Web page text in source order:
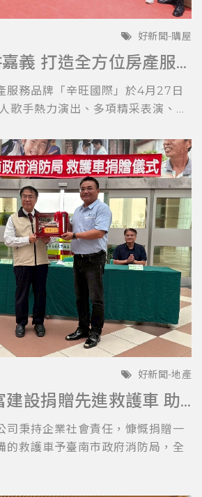
好新聞-購屋
辛旺國際深耕嘉義 打造全方位房產服務平台 與在地青年共創希望藍圖
服務品牌「辛旺國際」於4月27日
歌手熱力演出、多項精采表演、...
好新聞-地產
不忘初心 海富建設捐贈先進救護車 助力台南消防局提升救護效能
司秉持企業社會責任，慷慨捐贈一
的救護車予臺南市政府消防局，全